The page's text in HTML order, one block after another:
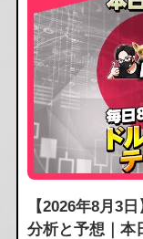
【2026年8月3
分析と予想｜本